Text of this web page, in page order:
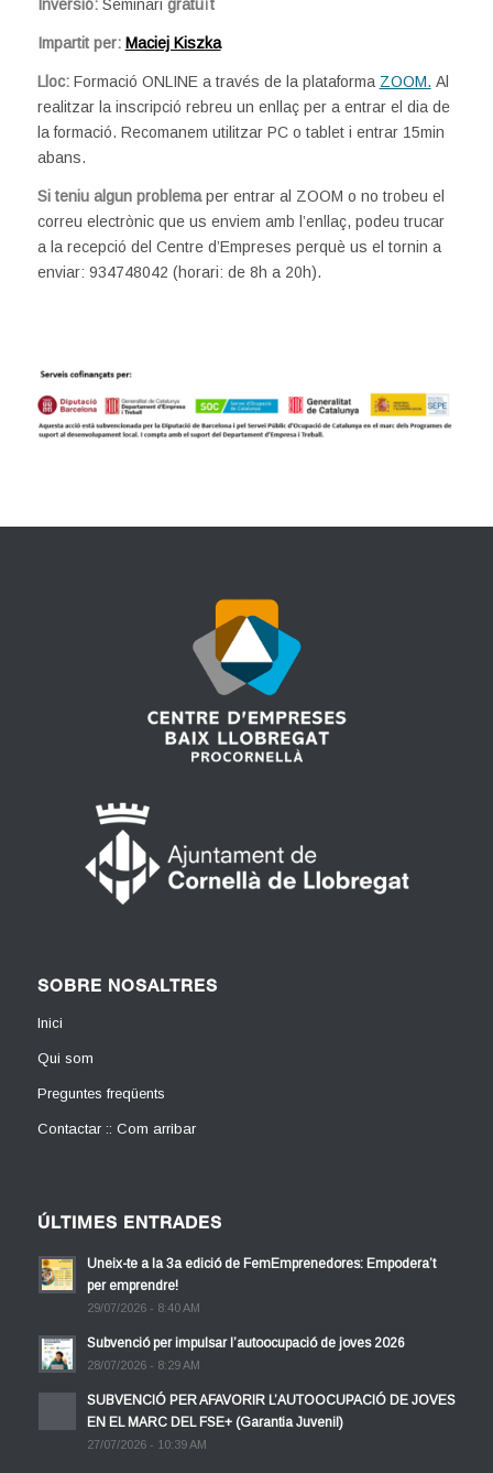
Inversió: Seminari gratuït
Impartit per: Maciej Kiszka
Lloc:Formació ONLINE a través de la plataforma ZOOM. Al
realitzar la inscripció rebreu un enllaç per a entrar el dia de
la formació. Recomanem utilitzar PC o tablet i entrar 15min
abans.
Si teniu algun problemaper entrar al ZOOM o no trobeu el
correu electrònic que us enviem amb l’enllaç, podeu trucar
a la recepció del Centre d’Empreses perquè us el tornin a
enviar: 934748042 (horari: de 8h a 20h).
SOBRE NOSALTRES
Inici
Qui som
Preguntes freqüents
Contactar :: Com arribar
ÚLTIMES ENTRADES
Uneix-te a la 3a edició de FemEmprenedores: Empodera’t
per emprendre!
29/07/2026 - 8:40 AM
Subvenció per impulsar l’autoocupació de joves 2026
28/07/2026 - 8:29 AM
SUBVENCIÓ PER AFAVORIR L’AUTOOCUPACIÓ DE JOVES
EN EL MARC DEL FSE+ (Garantia Juvenil)
27/07/2026 - 10:39 AM